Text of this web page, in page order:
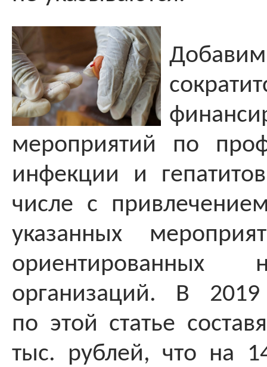
мероприятий по
инфекции и
числе с
указанных
ориентированных
организаций. В
по этой статье
тыс. рублей, что на